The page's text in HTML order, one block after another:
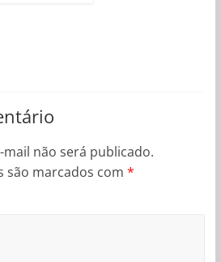
mail não será publicado.
são marcados com *